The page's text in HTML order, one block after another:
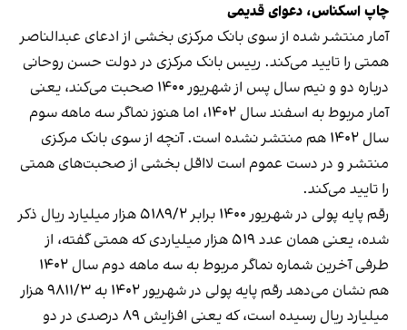
چاپ اسکناس، دعوای قدیمی
آمار منتشر شده از سوی بانک مرکزی بخشی از ادعای عبدالناصر
همتی را تایید می‌کند. رییس بانک مرکزی در دولت حسن روحانی
درباره دو و نیم سال پس از شهریور ۱۴۰۰ صحبت می‌کند، یعنی
آمار مربوط به اسفند سال ۱۴۰۲، اما هنوز نماگر سه ماهه سوم
سال ۱۴۰۲ هم
منتشر نشده است. آنچه از سوی بانک مرکزی
منتشر و در دست عموم است لااقل بخشی از صحبت‌های همتی
را تایید می‌کند.
رقم پایه پولی در شهریور ۱۴۰۰ برابر ۵۱۸۹/۲ هزار میلیارد ریال ذکر
شده، یعنی همان عدد ۵۱۹ هزار میلیاردی که همتی گفته، از
طرفی آخرین شماره نماگر مربوط به سه ماهه دوم سال ۱۴۰۲
هم نشان می‌دهد رقم پایه پولی در شهریور ۱۴۰۲ به ۹۸۱۱/۳ هزار
میلیارد ریال رسیده است، که یعنی افزایش ۸۹ درصدی در دو